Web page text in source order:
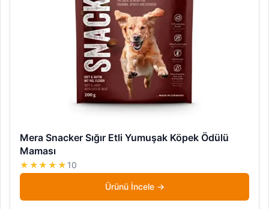
Mera Snacker Sığır Etli Yumuşak Köpek Ödülü
Maması
★★★★★ 10
Ürünü İncele